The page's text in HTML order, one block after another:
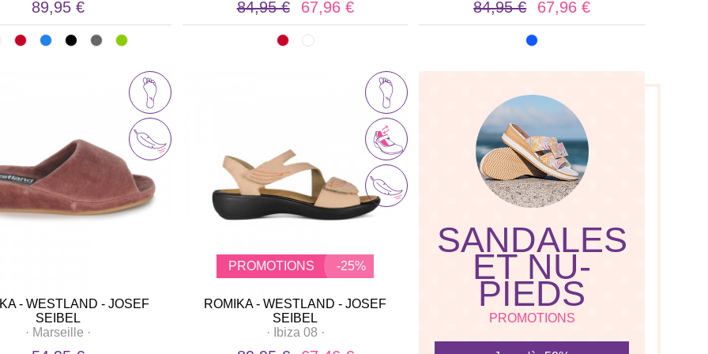
89,95 € 84,95 € 67,96 € 84,95 € 67,96 €
- WESTLAND - JOSEF
SEIBEL
· Marseille ·
PROMOTIONS -25%
ROMIKA - WESTLAND - JOSEF
SEIBEL
·
Ibiza 08 ·
SANDALES
ET NU-
PIEDS
PROMOTIONS